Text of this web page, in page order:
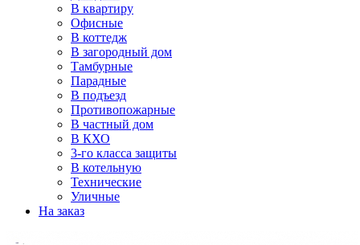
В квартиру
Офисные
В коттедж
В загородный дом
Тамбурные
Парадные
В подъезд
Противопожарные
В частный дом
В КХО
3-го класса защиты
В котельную
Технические
Уличные
На заказ